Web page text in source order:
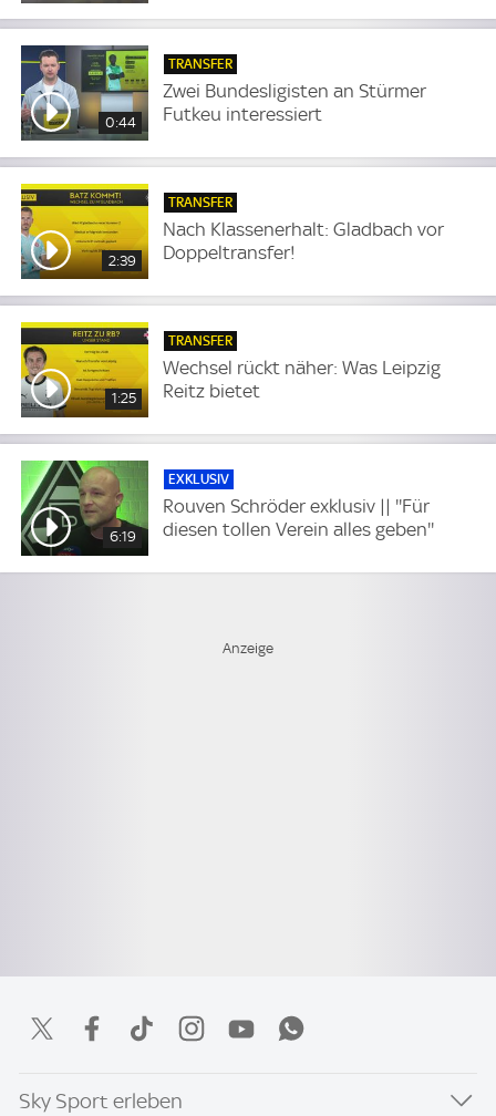
0:44
TRANSFER
Zwei Bundesligisten an Stürmer
Futkeu interessiert
2:39
TRANSFER
Nach Klassenerhalt: Gladbach vor
Doppeltransfer!
1:25
TRANSFER
Wechsel rückt näher: Was Leipzig
Reitz bietet
6:19
EXKLUSIV
Rouven Schröder exklusiv || ''Für
diesen tollen Verein alles geben''
Sky Sport erleben